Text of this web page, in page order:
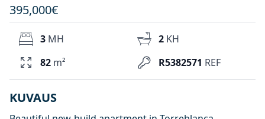
395,000€
R5382571 REF
3 MH 2 KH
82 m²
KUVAUS